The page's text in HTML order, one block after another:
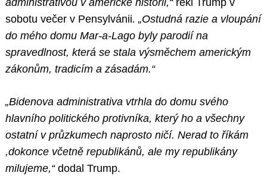
sobotu večer v Pensylvánii. „Ostudná razie a vloupání
do mého domu Mar-a-Lago byly parodií na
spravedlnost, která se stala výsměchem americkým
zákonům, tradicím a zásadám.“
„Bidenova administrativa vtrhla do domu svého
hlavního politického protivníka, který ho a všechny
ostatní v průzkumech naprosto ničí. Nerad to říkám
,dokonce včetně republikánů, ale my republikány
milujeme,“ dodal Trump.